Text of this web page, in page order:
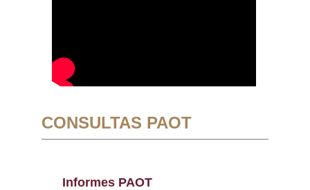
CONSULTAS PAOT
Informes PAOT